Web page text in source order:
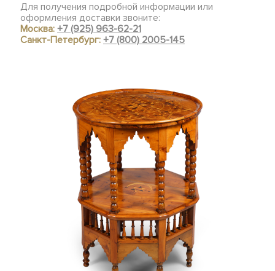
Для получения подробной информации или
оформления доставки звоните:
Москва:+7 (925) 963-62-21
Санкт-Петербург:+7 (800) 2005-145